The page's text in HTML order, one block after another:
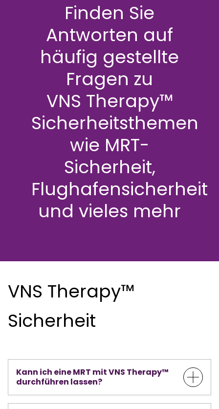
Finden Sie
Antworten auf
häufig gestellte
Fragen zu
VNS Therapy™
Sicherheitsthemen
wie MRT-
Sicherheit,
Flughafensicherheit
und vieles mehr
VNS Therapy™
Sicherheit
Kann ich eine MRT mit VNS Therapy™
durchführen lassen?